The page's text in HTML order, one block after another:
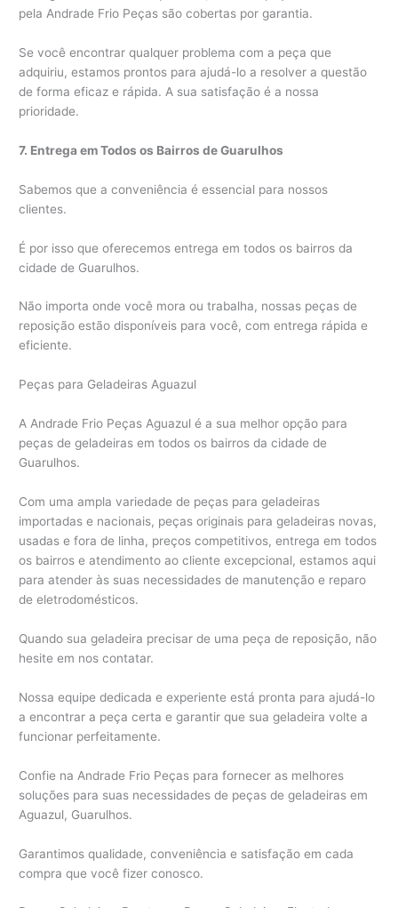
pela Andrade Frio Peças são cobertas por garantia.
Se você encontrar qualquer problema com a peça que
adquiriu, estamos prontos para ajudá-lo a resolver a questão
de forma eficaz e rápida. A sua satisfação é a nossa
prioridade.
7. Entrega em Todos os Bairros de Guarulhos
Sabemos que a conveniência é essencial para nossos
clientes.
É por isso que oferecemos entrega em todos os bairros da
cidade de Guarulhos.
Não importa onde você mora ou trabalha, nossas peças de
reposição estão disponíveis para você, com entrega rápida e
eficiente.
Peças para Geladeiras Aguazul
A Andrade Frio Peças Aguazul é a sua melhor opção para
peças de geladeiras em todos os bairros da cidade de
Guarulhos.
Com uma ampla variedade de peças para geladeiras
importadas e nacionais, peças originais para geladeiras novas,
usadas e fora de linha, preços competitivos, entrega em todos
os bairros e atendimento ao cliente excepcional, estamos aqui
para atender às suas necessidades de manutenção e reparo
de eletrodomésticos.
Quando sua geladeira precisar de uma peça de reposição, não
hesite em nos contatar.
Nossa equipe dedicada e experiente está pronta para ajudá-lo
a encontrar a peça certa e garantir que sua geladeira volte a
funcionar perfeitamente.
Confie na Andrade Frio Peças para fornecer as melhores
soluções para suas necessidades de peças de geladeiras em
Aguazul, Guarulhos.
Garantimos qualidade, conveniência e satisfação em cada
compra que você fizer conosco.